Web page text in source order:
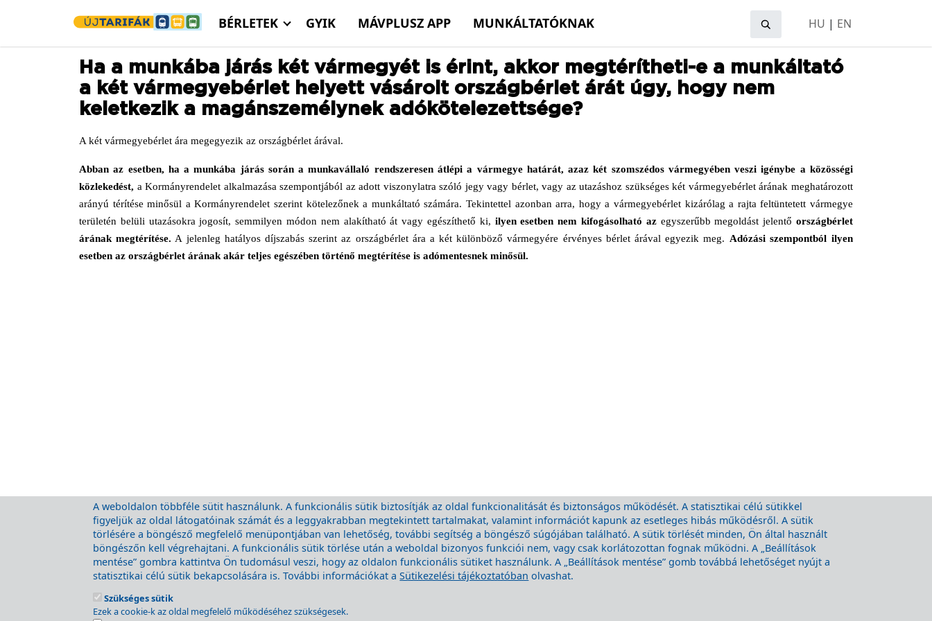
BÉRLETEK GYIK MÁVPLUSZ APP MUNKÁLTATÓKNAK HU | EN
Ha a munkába járás két vármegyét is érint, akkor megtérítheti-e a munkáltató
a két vármegyebérlet helyett vásárolt országbérlet árát úgy, hogy nem
keletkezik a magánszemélynek adókötelezettsége?
A két vármegyebérlet ára megegyezik az országbérlet árával.
Abban az esetben, ha a munkába járás során a munkavállaló rendszeresen átlépi a vármegye határát, azaz két szomszédos vármegyében veszi igénybe a közösségi
közlekedést, a Kormányrendelet alkalmazása szempontjából az adott viszonylatra szóló jegy vagy bérlet, vagy az utazáshoz szükséges két vármegyebérlet árának meghatározott
arányú térítése minősül a Kormányrendelet szerint kötelezőnek a munkáltató számára. Tekintettel azonban arra, hogy a vármegyebérlet kizárólag a rajta feltüntetett vármegye
területén belüli utazásokra jogosít, semmilyen módon nem alakítható át vagy egészíthető ki, ilyen esetben nem kifogásolható az egyszerűbb megoldást jelentő országbérlet
árának megtérítése. A jelenleg hatályos díjszabás szerint az országbérlet ára a két különböző vármegyére érvényes bérlet árával egyezik meg. Adózási szempontból ilyen
esetben az országbérlet árának akár teljes egészében történő megtérítése is adómentesnek minősül.
Jogi nyilatkozat
A weboldalon többféle sütit használunk. A funkcionális sütik biztosítják az oldal funkcionalitását és biztonságos működését. A statisztikai célú sütikkel
figyeljük az oldal látogatóinak számát és a leggyakrabban megtekintett tartalmakat, valamint információt kapunk az esetleges hibás működésről. A sütik
törlésére a böngésző megfelelő menüpontjában van lehetőség, további segítség a böngésző súgójában található. A sütik törlését minden, Ön által használt
böngészőn kell végrehajtani. A funkcionális sütik törlése után a weboldal bizonyos funkciói nem, vagy csak korlátozottan fognak működni. A „Beállítások
mentése” gombra kattintva Ön tudomásul veszi, hogy az oldalon funkcionális sütiket használunk. A „Beállítások mentése” gomb továbbá lehetőséget nyújt a
statisztikai célú sütik bekapcsolására is. További információkat aSütikezelési tájékoztatóban olvashat.
Szükséges sütik
Ezek a cookie-k az oldal megfelelő működéséhez szükségesek.